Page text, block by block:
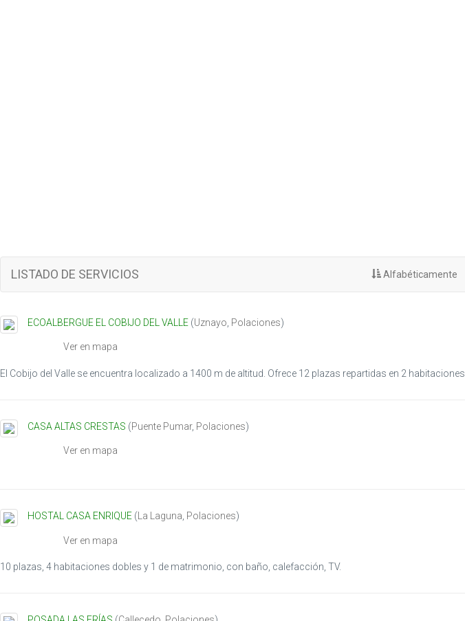
LISTADO DE SERVICIOS Alfabéticamente
ECOALBERGUE EL COBIJO DEL VALLE (Uznayo Polaciones)
Ver en mapa
El Cobijo del Valle se encuentra localizado a 1400 m de altitud. Ofrece 12 plazas repartidas en 2 habitaciones .
CASA ALTAS CRESTAS (Puente Pumar, Polaciones)
Ver en mapa
HOSTAL CASA ENRIQUE (La Laguna, Polaciones)
Ver en mapa
10 plazas, 4 habitaciones dobles y 1 de matrimonio, con baño, calefacción, TV.